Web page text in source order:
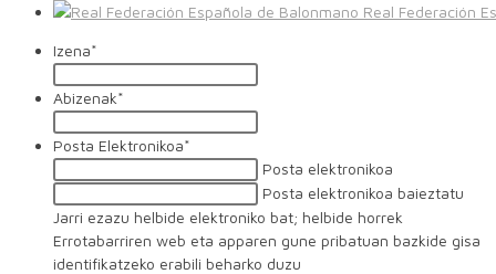
Real Federación
Izena*
Abizenak*
Posta Elektronikoa*
Posta elektronikoa
Posta elektronikoa baieztatu
Jarri ezazu helbide elektroniko bat; helbide horrek
Errotabarriren web eta apparen gune pribatuan bazkide gisa
identifikatzeko erabili beharko duzu